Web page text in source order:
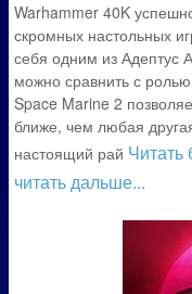
Warhammer 40K
скромных настольных
себя одним из Адептус
можно сравнить с
Space Marine 2
ближе, чем любая
настоящий рай
читать дальше...